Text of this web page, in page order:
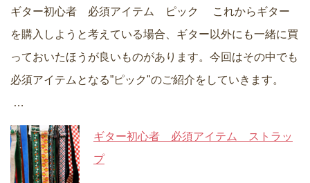
ギター初心者 必須アイテム ピック これからギター
を購入しようと考えている場合、ギター以外にも一緒に買
っておいたほうが良いものがあります。今回はその中でも
必須アイテムとなる”ピック"のご紹介をしていきます。
…
ギター初心者 必須アイテム ストラッ
プ